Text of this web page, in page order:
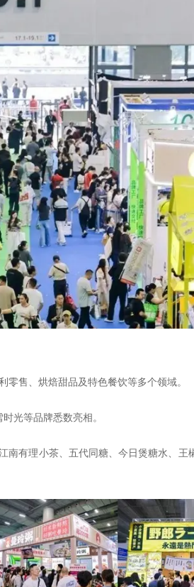
零售、烘焙甜品及特色餐饮等多个领域。
光等品牌悉数亮相。
南有理小茶、五代同糖、今日煲糖水、王